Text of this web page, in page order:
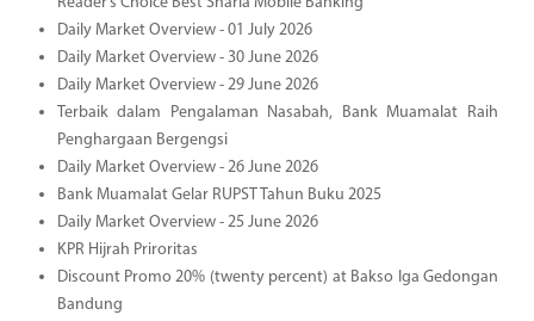
Daily Market Overview - 01 July 2026
Daily Market Overview - 30 June 2026
Daily Market Overview - 29 June 2026
Terbaik dalam Pengalaman Nasabah, Bank Muamalat Raih
Penghargaan Bergengsi
Daily Market Overview - 26 June 2026
Bank Muamalat Gelar RUPST Tahun Buku 2025
Daily Market Overview - 25 June 2026
KPR Hijrah Priroritas
Discount Promo 20% (twenty percent) at Bakso Iga Gedongan
Bandung